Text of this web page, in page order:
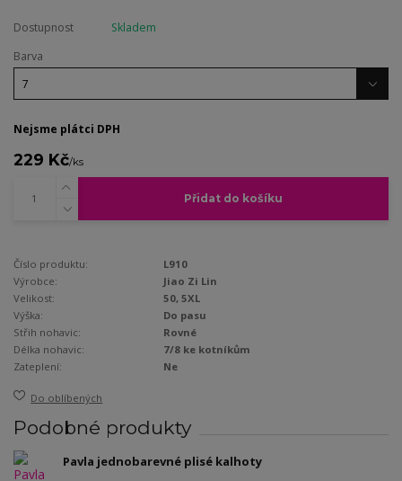
Dostupnost
Skladem
Barva
Nejsme plátci DPH
229 Kč/ks
Přidat do košíku
Číslo produktu:
L910
Výrobce:
Jiao Zi Lin
Velikost:
50, 5XL
Výška:
Do pasu
Střih nohavic:
Rovné
Délka nohavic:
7/8 ke kotníkům
Zateplení:
Ne
Do oblíbených
Podobné produkty
Pavla jednobarevné plisé kalhoty